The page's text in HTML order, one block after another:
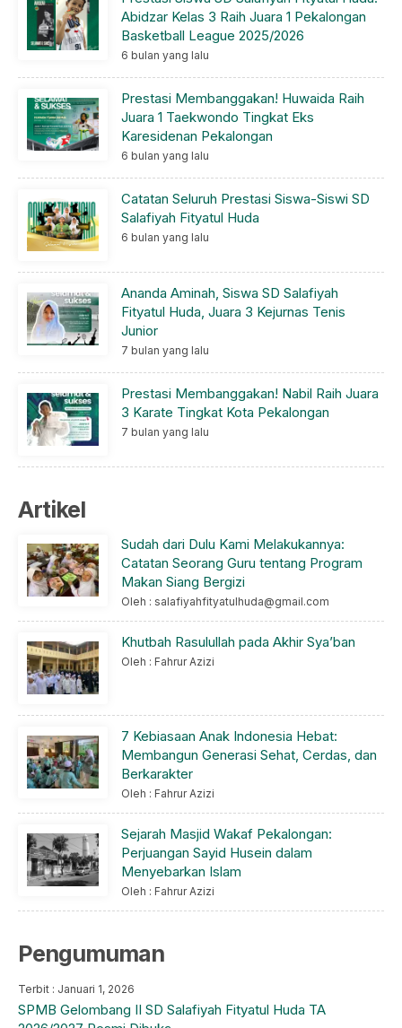
Abidzar Kelas 3 Raih Juara 1 Pekalongan
Basketball League 2025/2026
6 bulan yang lalu
Prestasi Membanggakan! Huwaida Raih
Juara 1 Taekwondo Tingkat Eks
Karesidenan Pekalongan
6 bulan yang lalu
Catatan Seluruh Prestasi Siswa-Siswi SD
Salafiyah Fityatul Huda
6 bulan yang lalu
Ananda Aminah, Siswa SD Salafiyah
Fityatul Huda, Juara 3 Kejurnas Tenis
Junior
7 bulan yang lalu
Prestasi Membanggakan! Nabil Raih Juara
3 Karate Tingkat Kota Pekalongan
7 bulan yang lalu
Artikel
Sudah dari Dulu Kami Melakukannya:
Catatan Seorang Guru tentang Program
Makan Siang Bergizi
Oleh : salafiyahfityatulhuda@gmail.com
Khutbah Rasulullah pada Akhir Sya’ban
Oleh : Fahrur Azizi
7 Kebiasaan Anak Indonesia Hebat:
Membangun Generasi Sehat, Cerdas, dan
Berkarakter
Oleh : Fahrur Azizi
Sejarah Masjid Wakaf Pekalongan:
Perjuangan Sayid Husein dalam
Menyebarkan Islam
Oleh : Fahrur Azizi
Pengumuman
Terbit : Januari 1, 2026
SPMB Gelombang II SD Salafiyah Fityatul Huda TA